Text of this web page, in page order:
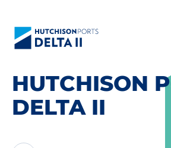
HUTCHISON
DELTA II